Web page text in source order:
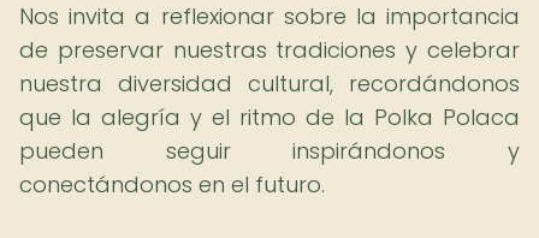
Nos invita a reflexionar sobre la importancia
de preservar nuestras tradiciones y celebrar
nuestra diversidad cultural, recordándonos
que la alegría y el ritmo de la Polka Polaca
pueden seguir inspirándonos y
conectándonos en el futuro.